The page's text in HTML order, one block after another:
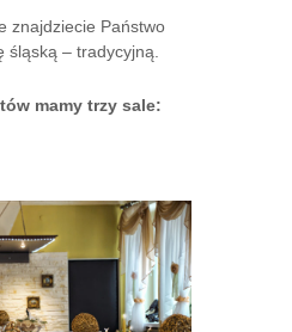
znajdziecie Państwo
śląską – tradycyjną.
mamy trzy sale: